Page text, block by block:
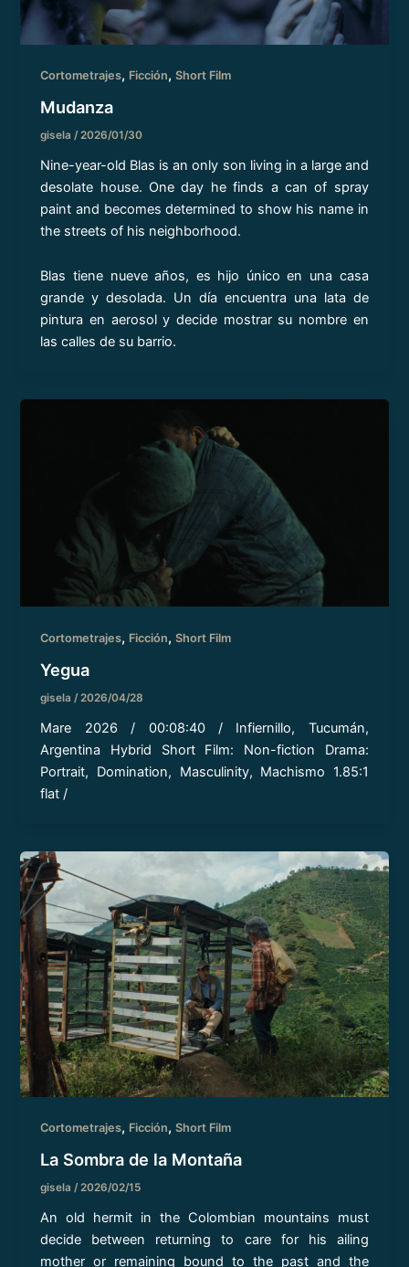
Cortometrajes, Ficción,Short Film
Mudanza
gisela/2026/01/30
Nine-year-old Blas is an only son living in a large and
desolate house. One day he finds a can of spray
paint and becomes determined to show his name in
the streets of his neighborhood.
Blas tiene nueve años, es hijo único en una casa
grande y desolada. Un día encuentra una lata de
pintura en aerosol y decide mostrar su nombre en
las calles de su barrio.
Cortometrajes, Ficción,Short Film
Yegua
gisela /2026/04/28
Mare 2026 / 00:08:40 / Infiernillo, Tucumán,
Argentina Hybrid Short Film: Non-fiction Drama:
Portrait, Domination, Masculinity, Machismo 1.85:1
flat /
Cortometrajes, Ficción,Short Film
La Sombra de la Montaña
gisela/2026/02/15
An old hermit in the Colombian mountains must
decide between returning to care for his ailing
mother or remaining bound to the past and the